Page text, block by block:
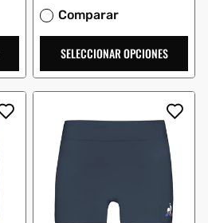
Comparar
SELECCIONAR OPCIONES